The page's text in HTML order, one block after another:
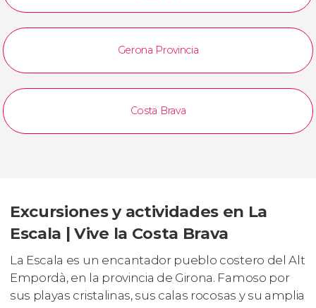
Gerona Provincia
Costa Brava
Excursiones y actividades en La
Escala | Vive la Costa Brava
La Escala es un encantador pueblo costero del Alt
Empordà, en la provincia de Girona. Famoso por
sus playas cristalinas, sus calas rocosas y su amplia